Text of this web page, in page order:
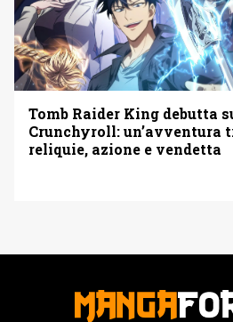
Tomb Raider King debutta
Crunchyroll: un’avventura
reliquie, azione e vendetta